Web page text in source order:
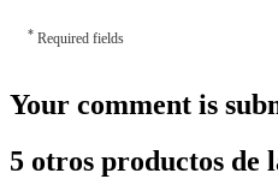
* Required fields
Your comment is
5 otros productos de